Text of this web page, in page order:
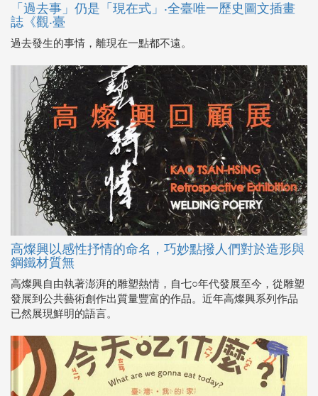
「過去事」仍是「現在式」‧全臺唯一歷史圖文插畫
誌《觀‧臺
過去發生的事情，離現在一點都不遠。
高燦興以感性抒情的命名，巧妙點撥人們對於造形與
鋼鐵材質無
高燦興自由執著澎湃的雕塑熱情，自七○年代發展至今，從雕塑
發展到公共藝術創作出質量豐富的作品。近年高燦興系列作品
已然展現鮮明的語言。